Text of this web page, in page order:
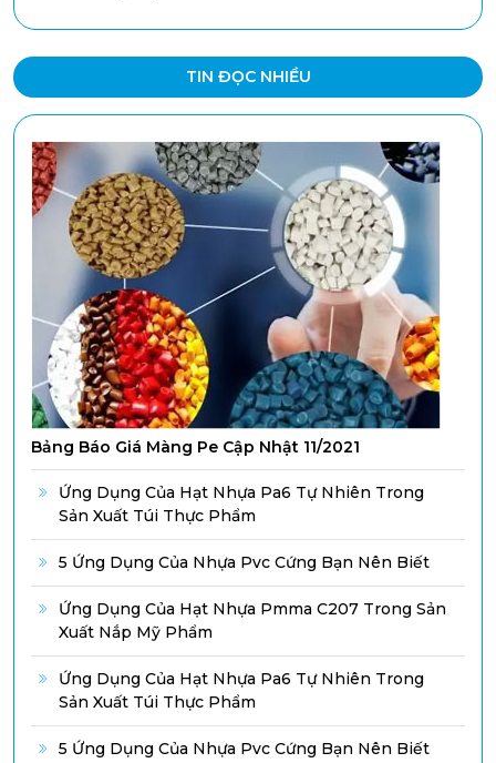
TIN ĐỌC NHIỀU
Bảng Báo Giá Màng Pe Cập Nhật 11/2021
Ứng Dụng Của Hạt Nhựa Pa6 Tự Nhiên Trong
Sản Xuất Túi Thực Phẩm
5 Ứng Dụng Của Nhựa Pvc Cứng Bạn Nên Biết
Ứng Dụng Của Hạt Nhựa Pmma C207 Trong Sản
Xuất Nắp Mỹ Phẩm
Ứng Dụng Của Hạt Nhựa Pa6 Tự Nhiên Trong
Sản Xuất Túi Thực Phẩm
5 Ứng Dụng Của Nhựa Pvc Cứng Bạn Nên Biết